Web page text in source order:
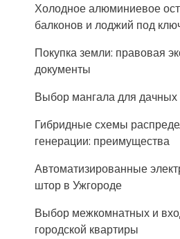
Холодное алюминиевое
балконов и лоджий под
Покупка земли: правовая
документы
Выбор мангала для
Гибридные схемы
генерации: преимущества
Автоматизированные
штор в Ужгороде
Выбор межкомнатных и
городской квартиры